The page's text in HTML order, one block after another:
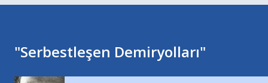
"Serbestleşen Demiryolları"